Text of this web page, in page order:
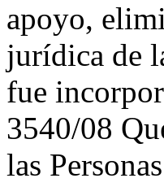
apoyo,
jurídica de
fue
3540/08
las